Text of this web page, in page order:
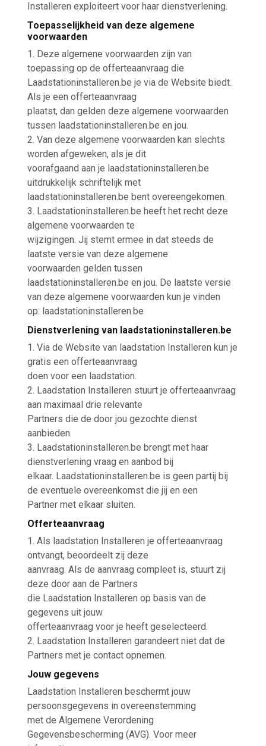
Installeren exploiteert voor haar dienstverlening.
Toepasselijkheid van deze algemene
voorwaarden
1. Deze algemene voorwaarden zijn van
toepassing op de offerteaanvraag die
Laadstationinstalleren.be je via de Website biedt.
Als je een offerteaanvraag
plaatst, dan gelden deze algemene voorwaarden
tussen laadstationinstalleren.be en jou.
2. Van deze algemene voorwaarden kan slechts
worden afgeweken, als je dit
voorafgaand aan je laadstationinstalleren.be
uitdrukkelijk schriftelijk met
laadstationinstalleren.be bent overeengekomen.
3. Laadstationinstalleren.be heeft het recht deze
algemene voorwaarden te
wijzigingen. Jij stemt ermee in dat steeds de
laatste versie van deze algemene
voorwaarden gelden tussen
laadstationinstalleren.be en jou. De laatste versie
van deze algemene voorwaarden kun je vinden
op: laadstationinstalleren.be
Dienstverlening van laadstationinstalleren.be
1. Via de Website van laadstation Installeren kun je
gratis een offerteaanvraag
doen voor een laadstation.
2. Laadstation Installeren stuurt je offerteaanvraag
aan maximaal drie relevante
Partners die de door jou gezochte dienst
aanbieden.
3. Laadstationinstalleren.be brengt met haar
dienstverlening vraag en aanbod bij
elkaar. Laadstationinstalleren.be is geen partij bij
de eventuele overeenkomst die jij en een
Partner met elkaar sluiten.
Offerteaanvraag
1. Als laadstation Installeren je offerteaanvraag
ontvangt, beoordeelt zij deze
aanvraag. Als de aanvraag compleet is, stuurt zij
deze door aan de Partners
die Laadstation Installeren op basis van de
gegevens uit jouw
offerteaanvraag voor je heeft geselecteerd.
2. Laadstation Installeren garandeert niet dat de
Partners met je contact opnemen.
Jouw gegevens
Laadstation Installeren beschermt jouw
persoonsgegevens in overeenstemming
met de Algemene Verordening
Gegevensbescherming (AVG). Voor meer